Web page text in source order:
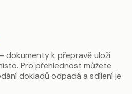
dokumenty k přepravě uloží
Pro přehlednost můžete
dokladů odpadá a sdílení je